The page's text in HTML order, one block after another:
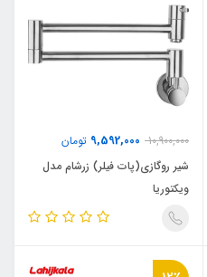
10,900,000
9,592,000 تومان
شیر روگازی(پات فیلر) زرشام مدل
ویکتوریا